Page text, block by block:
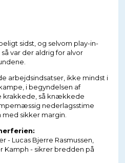
sidst, og selvom play-in-
var der aldrig for alvor
arbejdsindsatser, ikke mindst i
i begyndelsen af
krakkede, så knækkede
nederlagsstime
sikker margin.
Lucas Bjerre Rasmussen,
Kamph - sikrer bredden på